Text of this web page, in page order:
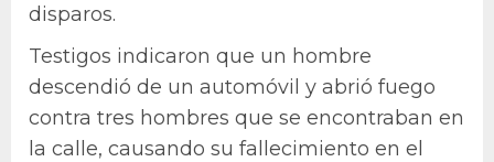
disparos.
Testigos indicaron que un hombre
descendió de un automóvil y abrió fuego
contra tres hombres que se encontraban en
la calle, causando su fallecimiento en el